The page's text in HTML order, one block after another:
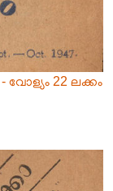
22 ലക്കം